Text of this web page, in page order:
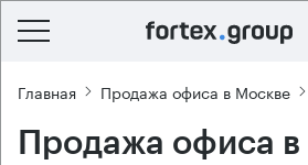
Главная Продажа офиса в Москве
Продажа офиса в